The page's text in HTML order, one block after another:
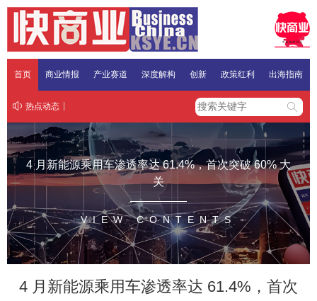
首页 商业情报 产业赛道 深度解构 创新 政策红利 出海指南
热点动态
4 月新能源乘用车渗透率达 61.4%，首次突破 60% 大
关
VIEW CONTENTS
4 月新能源乘用车渗透率达 61.4%，首次